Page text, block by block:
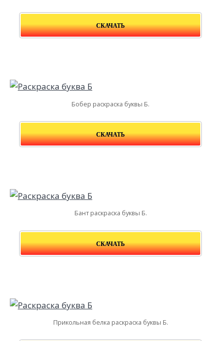
СКАЧАТЬ
Бобер раскраска буквы Б.
СКАЧАТЬ
Бант раскраска буквы Б.
СКАЧАТЬ
Прикольная белка раскраска буквы Б.